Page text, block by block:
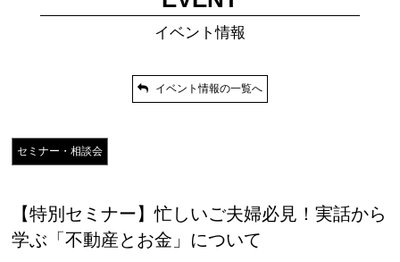
イベント情報
イベント情報の一覧へ
セミナー・相談会
【特別セミナー】忙しいご夫婦必見！実話から
学ぶ「不動産とお金」について